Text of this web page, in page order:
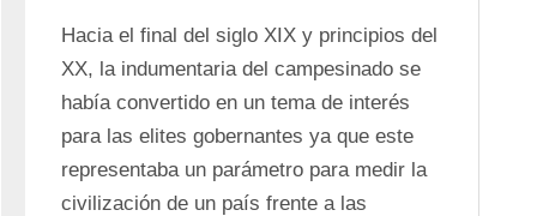
Hacia el final del siglo XIX y principios del
XX, la indumentaria del campesinado se
había convertido en un tema de interés
para las elites gobernantes ya que este
representaba un parámetro para medir la
civilización de un país frente a las